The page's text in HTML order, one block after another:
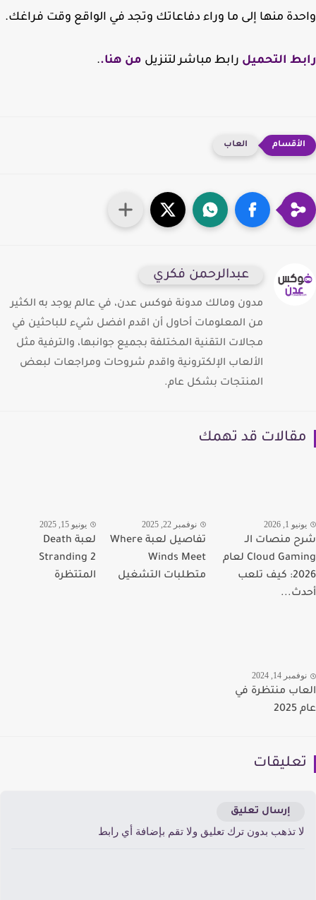
منها إلى ما وراء دفاعاتك وتجد في الواقع وقت فراغك.
التحميلرابط مباشر لتنزيلمن هنا..
العاب
عبدالرحمن فكري
مدون ومالك مدونة فوكس عدن، في عالم يوجد به الكثير
من المعلومات أحاول أن اقدم افضل شيء للباحثين في
مجالات التقنية المختلفة بجميع جوانبها، والترفية مثل
الألعاب الإلكترونية واقدم شروحات ومراجعات لبعض
المنتجات بشكل عام.
قد تهمك
1, 2026
منصات الـ
Cloud Gaming لعام
2026: كيف تلعب
نوفمبر 22, 2025
تفاصيل لعبة Where
Winds Meet
متطلبات التشغيل
يونيو 15, 2025
لعبة Death
Stranding 2
المتتظرة
14, 2024
منتظرة في
إرسال تعليق
تذهب بدون ترك تعليق ولا تقم بإضافة أي رابط